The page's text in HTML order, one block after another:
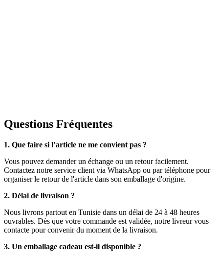
Questions Fréquentes
1. Que faire si l’article ne me convient pas ?
Vous pouvez demander un échange ou un retour facilement.
Contactez notre service client via WhatsApp ou par téléphone pour
organiser le retour de l'article dans son emballage d'origine.
2. Délai de livraison ?
Nous livrons partout en Tunisie dans un délai de 24 à 48 heures
ouvrables. Dès que votre commande est validée, notre livreur vous
contacte pour convenir du moment de la livraison.
3. Un emballage cadeau est-il disponible ?